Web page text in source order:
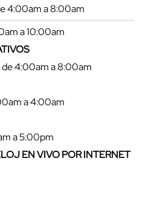
4:00am a 8:00am
a 10:00am
de 4:00am a 8:00am
a 4:00am
a 5:00pm
EN VIVO POR INTERNET